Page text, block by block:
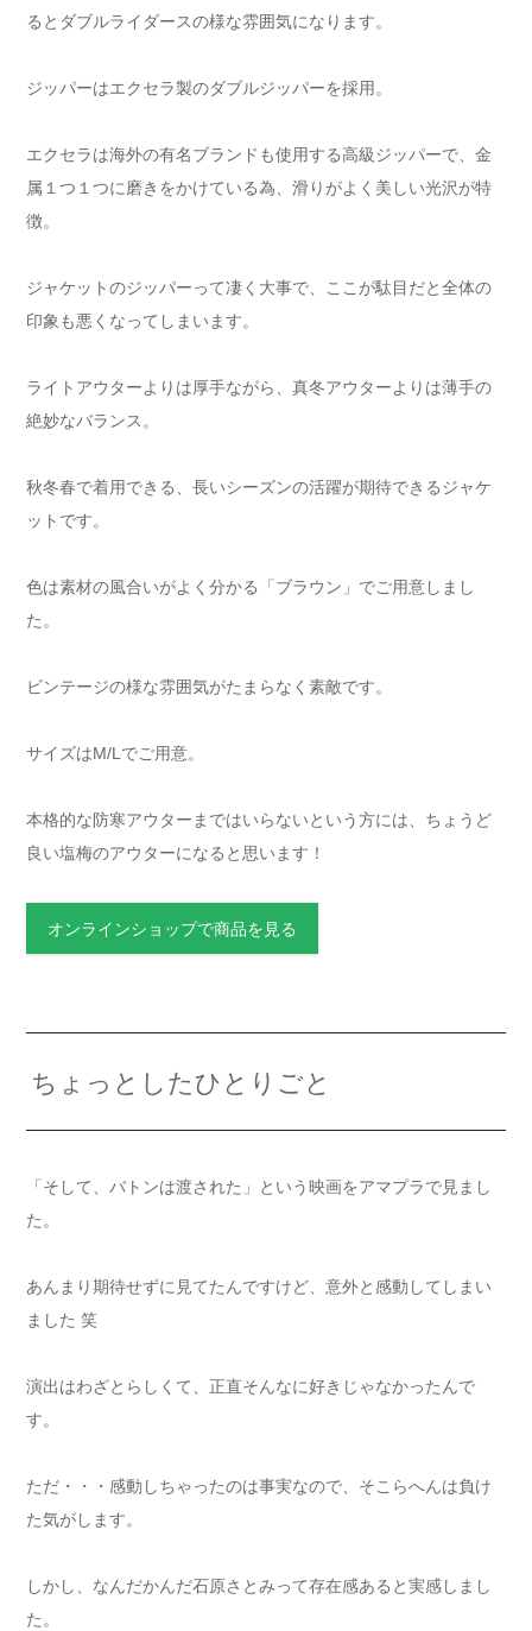
るとダブルライダースの様な雰囲気になります。
ジッパーはエクセラ製のダブルジッパーを採用。
エクセラは海外の有名ブランドも使用する高級ジッパーで、金
属１つ１つに磨きをかけている為、滑りがよく美しい光沢が特
徴。
ジャケットのジッパーって凄く大事で、ここが駄目だと全体の
印象も悪くなってしまいます。
ライトアウターよりは厚手ながら、真冬アウターよりは薄手の
絶妙なバランス。
秋冬春で着用できる、長いシーズンの活躍が期待できるジャケ
ットです。
色は素材の風合いがよく分かる「ブラウン」でご用意しまし
た。
ビンテージの様な雰囲気がたまらなく素敵です。
サイズはM/Lでご用意。
本格的な防寒アウターまではいらないという方には、ちょうど
良い塩梅のアウターになると思います！
オンラインショップで商品を見る
ちょっとしたひとりごと
「そして、バトンは渡された」という映画をアマプラで見まし
た。
あんまり期待せずに見てたんですけど、意外と感動してしまい
ました 笑
演出はわざとらしくて、正直そんなに好きじゃなかったんで
す。
ただ・・・感動しちゃったのは事実なので、そこらへんは負け
た気がします。
しかし、なんだかんだ石原さとみって存在感あると実感しまし
た。